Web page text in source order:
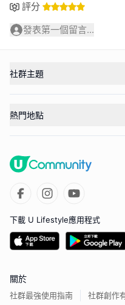
評分
發表第一個留言...
社群主題
熱門地點
下載 U Lifestyle應用程式
關於
社群最強使用指南 社群創作